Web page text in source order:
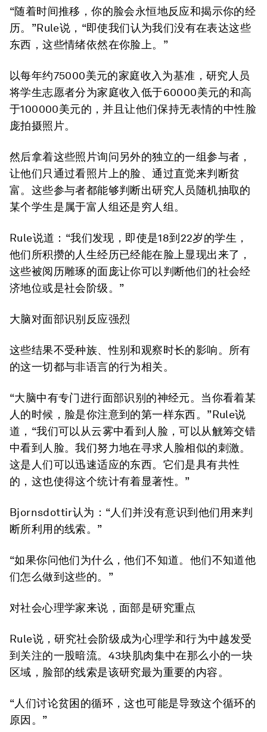
“随着时间推移，你的脸会永恒地反应和揭示你的经
历。”Rule说，“即使我们认为我们没有在表达这些
东西，这些情绪依然在你脸上。”
以每年约75000美元的家庭收入为基准，研究人员
将学生志愿者分为家庭收入低于60000美元的和高
于100000美元的，并且让他们保持无表情的中性脸
庞拍摄照片。
然后拿着这些照片询问另外的独立的一组参与者，
让他们只通过看照片上的脸、通过直觉来判断贫
富。这些参与者都能够判断出研究人员随机抽取的
某个学生是属于富人组还是穷人组。
Rule说道：“我们发现，即使是18到22岁的学生，
他们所积攒的人生经历已经能在脸上显现出来了，
这些被阅历雕琢的面庞让你可以判断他们的社会经
济地位或是社会阶级。”
大脑对面部识别反应强烈
这些结果不受种族、性别和观察时长的影响。所有
的这一切都与非语言的行为相关。
“大脑中有专门进行面部识别的神经元。当你看着某
人的时候，脸是你注意到的第一样东西。”Rule说
道，“我们可以从云雾中看到人脸，可以从觥筹交错
中看到人脸。我们努力地在寻求人脸相似的刺激。
这是人们可以迅速适应的东西。它们是具有共性
的，这也使得这个统计有着显著性。”
Bjornsdottir认为：“人们并没有意识到他们用来判
断所利用的线索。”
“如果你问他们为什么，他们不知道。他们不知道他
们怎么做到这些的。”
对社会心理学家来说， 面部是研究重点
Rule说，研究社会阶级成为心理学和行为中越发受
到关注的一股暗流。43块肌肉集中在那么小的一块
区域，脸部的线索是该研究最为重要的内容。
“人们讨论贫困的循环，这也可能是导致这个循环的
原因。”